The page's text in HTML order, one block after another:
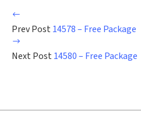
Prev Post 14578 – Free Package
Next Post 14580 – Free Package